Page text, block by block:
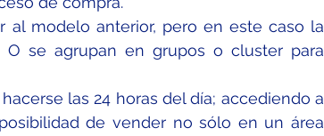
al modelo anterior, pero en este caso la
se agrupan en grupos o cluster para
las 24 horas del día; accediendo a
de vender no sólo en un área